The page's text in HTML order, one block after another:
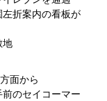
折案内の看板が
地
面から
のセイコーマー